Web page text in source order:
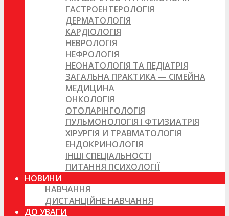
ГАСТРОЕНТЕРОЛОГІЯ
ДЕРМАТОЛОГІЯ
КАРДІОЛОГІЯ
НЕВРОЛОГІЯ
НЕФРОЛОГІЯ
НЕОНАТОЛОГІЯ ТА ПЕДІАТРІЯ
ЗАГАЛЬНА ПРАКТИКА — СІМЕЙНА
МЕДИЦИНА
ОНКОЛОГІЯ
ОТОЛАРІНГОЛОГІЯ
ПУЛЬМОНОЛОГІЯ І ФТИЗИАТРІЯ
ХІРУРГІЯ И ТРАВМАТОЛОГІЯ
ЕНДОКРИНОЛОГІЯ
ІНШІ СПЕЦІАЛЬНОСТІ
ПИТАННЯ ПСИХОЛОГІЇ
НОВИНИ
НАВЧАННЯ
ДИСТАНЦІЙНЕ НАВЧАННЯ
ДО УВАГИ